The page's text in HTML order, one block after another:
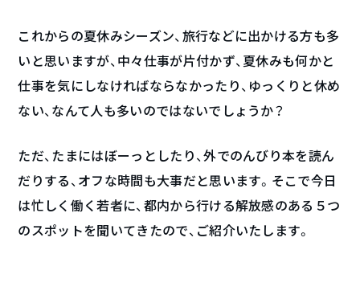
これからの夏休みシーズン、旅行などに出かける方も多
いと思いますが、中々仕事が片付かず、夏休みも何かと
仕事を気にしなければならなかったり、ゆっくりと休め
ない、なんて人も多いのではないでしょうか？
ただ、たまにはぼーっとしたり、外でのんびり本を読ん
だりする、オフな時間も大事だと思います。そこで今日
は忙しく働く若者に、都内から行ける解放感のある５つ
のスポットを聞いてきたので、ご紹介いたします。